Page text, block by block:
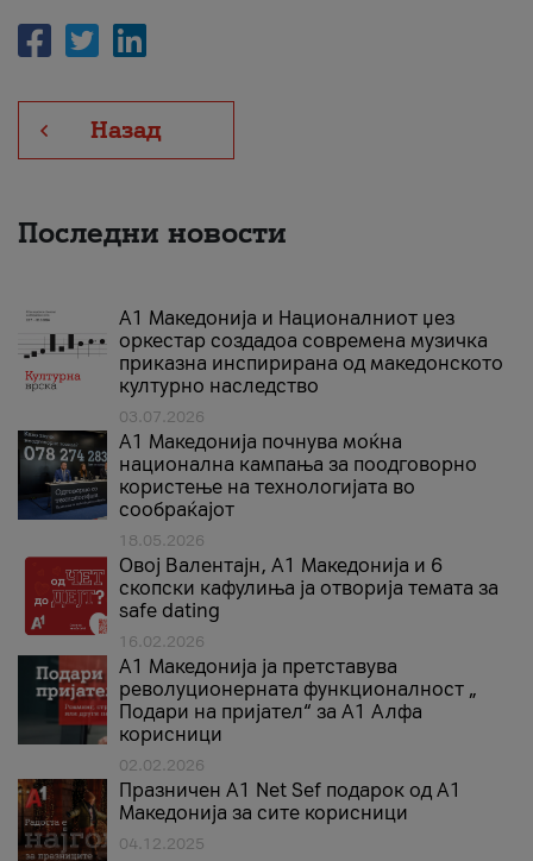
Назад
Последни новости
А1 Македонија и Националниот џез
оркестар создадоа современа музичка
приказна инспирирана од македонското
културно наследство
03.07.2026
A1 Македонија почнува моќна
национална кампања за поодговорно
користење на технологијата во
сообраќајот
18.05.2026
Овој Валентајн, A1 Македонија и 6
скопски кафулиња ја отворија темата за
safe dating
16.02.2026
А1 Македонија ја претставува
револуционерната функционалност „
Подари на пријател“ за А1 Алфа
корисници
02.02.2026
Празничен A1 Net Sеf подарок од А1
Македонија за сите корисници
04.12.2025